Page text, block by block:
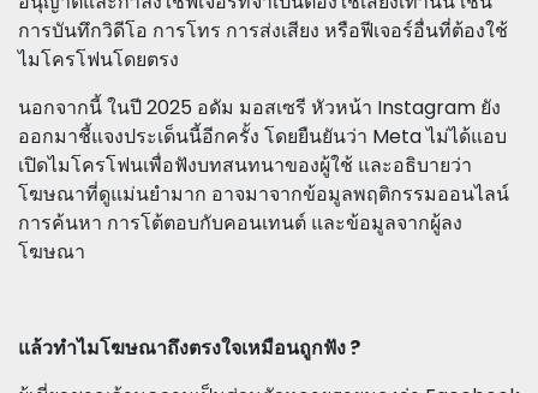
การบันทึกวิดีโอ การโทร การส่งเสียง หรือฟีเจอร์อื่นที่ต้องใช้
ไมโครโฟนโดยตรง
นอกจากนี้ ในปี 2025 อดัม มอสเซรี หัวหน้า Instagram ยัง
ออกมาชี้แจงประเด็นนี้อีกครั้ง โดยยืนยันว่า Meta ไม่ได้แอบ
เปิดไมโครโฟนเพื่อฟังบทสนทนาของผู้ใช้ และอธิบายว่า
โฆษณาที่ดูแม่นยำมาก อาจมาจากข้อมูลพฤติกรรมออนไลน์
การค้นหา การโต้ตอบกับคอนเทนต์ และข้อมูลจากผู้ลง
โฆษณา
แล้วทำไมโฆษณาถึงตรงใจเหมือนถูกฟัง ?